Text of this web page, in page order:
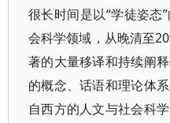
很长时间是以“学徒姿态
会科学领域，从晚清至
著的大量移译和持续阐
的概念、话语和理论体
自西方的人文与社会科